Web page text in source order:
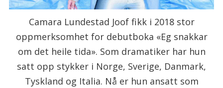
Camara Lundestad Joof fikk i 2018 stor
oppmerksomhet for debutboka «Eg snakkar
om det heile tida». Som dramatiker har hun
satt opp stykker i Norge, Sverige, Danmark,
Tyskland og Italia. Nå er hun ansatt som